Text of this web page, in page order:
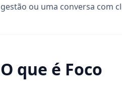
gestão ou uma conversa com
O que é Foco